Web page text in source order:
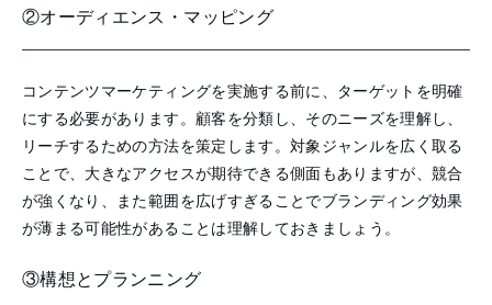
②オーディエンス・マッピング
コンテンツマーケティングを実施する前に、ターゲットを明確
にする必要があります。顧客を分類し、そのニーズを理解し、
リーチするための方法を策定します。対象ジャンルを広く取る
ことで、大きなアクセスが期待できる側面もありますが、競合
が強くなり、また範囲を広げすぎることでブランディング効果
が薄まる可能性があることは理解しておきましょう。
③構想とプランニング